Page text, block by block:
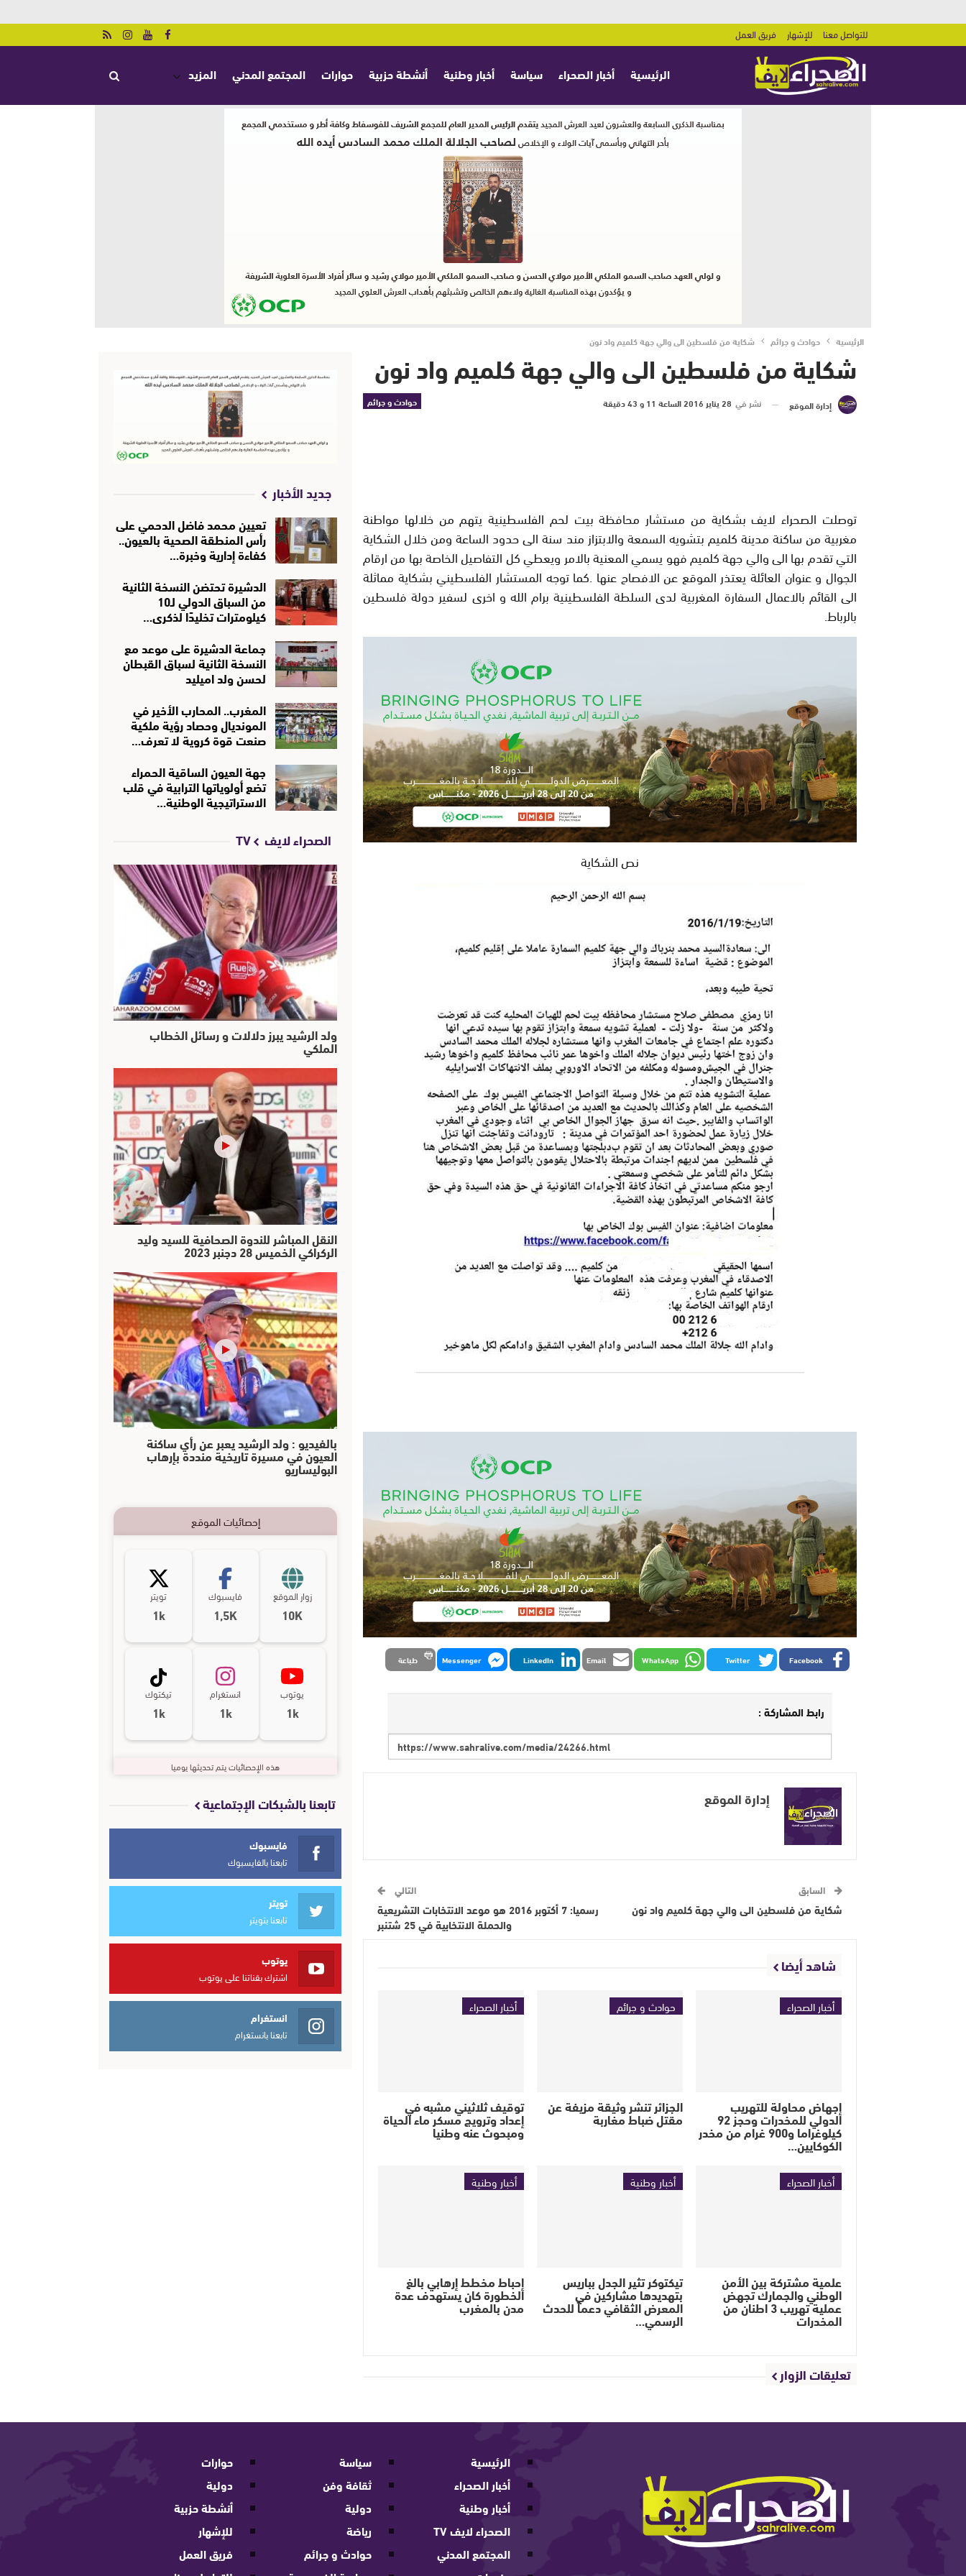
للتواصل معنا للإشهار فريق العمل
الرئيسية أخبار الصحراء سياسة أخبار وطنية أنشطة حزبية حوارات المجتمع المدني المزيد
الرئيسية حوادث و جرائم شكاية من فلسطين الى والي جهة كلميم واد نون
شكاية من فلسطين الى والي جهة كلميم واد نون
حوادث و جرائم إدارة الموقع نشر في 28 يناير 2016 الساعة 11 و 43 دقيقة
توصلت الصحراء لايف بشكاية من مستشار محافظة بيت لحم الفلسطينية يتهم من خلالها مواطنة
مغربية من ساكنة مدينة كلميم بتشويه السمعة والابتزاز مند سنة الى حدود الساعة ومن خلال الشكاية
التي تقدم بها الى والي جهة كلميم فهو يسمي المعنية بالامر ويعطي كل التفاصيل الخاصة بها من ارقام
الجوال و عنوان العائلة يعتذر الموقع عن الافصاح عنها .كما توجه المستشار الفلسطيني بشكاية مماثلة
الى القائم بالاعمال السفارة المغربية لدى السلطة الفلسطينية برام الله و اخرى لسفير دولة فلسطين
بالرباط.
نص الشكاية
Facebook
Twitter
WhatsApp
Email
LinkedIn
Messenger طباعة
رابط المشاركة :
إدارة الموقع
السابق
شكاية من فلسطين الى والي جهة كلميم واد نون
التالي
رسميا: 7 أكتوبر 2016 هو موعد الانتخابات التشريعية
والحملة الانتخابية في 25 شتنبر
شاهد أيضا
أخبار الصحراء
إجهاض محاولة للتهريب
الدولي للمخدرات وحجز 92
كيلوغراما و900 غرام من مخدر
الكوكايين…
حوادث و جرائم
الجزائر تنشر وثيقة مزيفة عن
مقتل ضباط مغاربة
أخبار الصحراء
توقيف ثلاثيني مشبه في
إعداد وترويج مسكر ماء الحياة
ومبحوث عنه وطنيا
أخبار الصحراء
علمية مشتركة بين الأمن
الوطني والجمارك تجهض
عملية تهريب 3 اطنان من
المخدرات
أخبار وطنية
تيكتوكر تثير الجدل بباريس
بتهديدها مشاركين في
المعرض الثقافي دعماً للحدث
الرسمي…
أخبار وطنية
إحباط مخطط إرهابي بالغ
الخطورة كان يستهدف عدة
مدن بالمغرب
تعليقات الزوار
جديد الأخبار
تعيين محمد فاضل الدحمي على
رأس المنطقة الصحية بالعيون..
كفاءة إدارية وخبرة…
الدشيرة تحتضن النسخة الثانية
من السباق الدولي لـ10
كيلومترات تخليدًا لذكرى…
جماعة الدشيرة على موعد مع
النسخة الثانية لسباق القبطان
لحسن ولد اميليد
المغرب.. المحارب الأخير في
المونديال وحصاد رؤية ملكية
صنعت قوة كروية لا تعرف…
جهة العيون الساقية الحمراء
تضع أولوياتها الترابية في قلب
الاستراتيجية الوطنية…
الصحراء لايف TV
ولد الرشيد يبرز دلالات و رسائل الخطاب
الملكي
النقل المباشر للندوة الصحافية للسيد وليد
الركراكي الخميس 28 دجنبر 2023
بالفيديو : ولد الرشيد يعبر عن رأي ساكنة
العيون في مسيرة تاريخية منددة بإرهاب
البوليساريو
إحصائيات الموقع
زوار الموقع
10K
فايسبوك
1,5K
تويتر
1k
يوتوب
1k
انستغرام
1k
تيكتوك
1k
هذه الإحصائيات يتم تحديثها يوميا
تابعنا بالشبكات الإجتماعية
فايسبوك
تابعنا بالفايسبوك
تويتر
تابعنا بتويتر
يوتوب
اشترك بقناتنا على يوتوب
انستغرام
تابعنا بانستغرام
الرئيسية
أخبار الصحراء
أخبار وطنية
الصحراء لايف TV
المجتمع المدني
سياسة
ثقافة وفن
دولية
رياضة
حوادث و جرائم
حوارات
دولية
أنشطة حزبية
للإشهار
فريق العمل